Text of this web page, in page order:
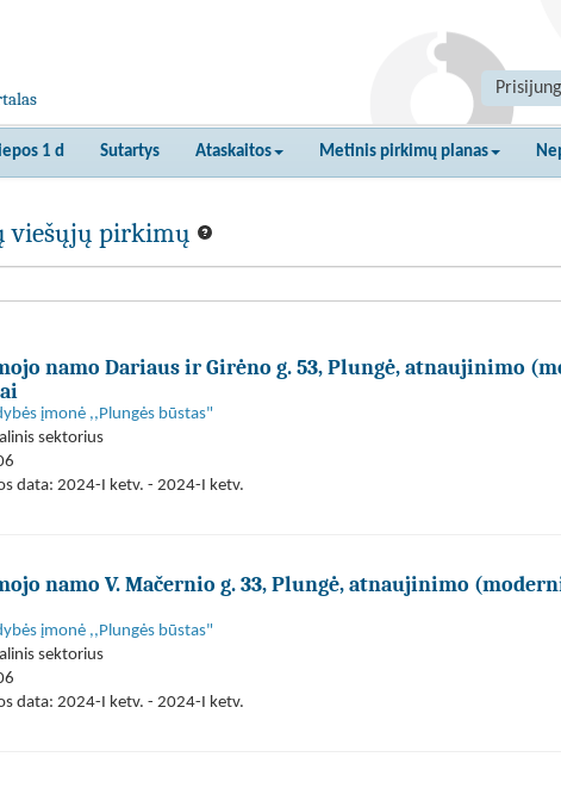
1 d Sutartys Ataskaitos Metinis pirkimų planas
viešųjų pirkimų
namo Dariaus ir Girėno g. 53, Plungė, atnaujinimo
įmonė ,,Plungės būstas"
sektorius
data: 2024-I ketv. - 2024-I ketv.
namo V. Mačernio g. 33, Plungė, atnaujinimo
įmonė ,,Plungės būstas"
sektorius
data: 2024-I ketv. - 2024-I ketv.